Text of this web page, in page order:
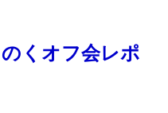
くオフ会レポ